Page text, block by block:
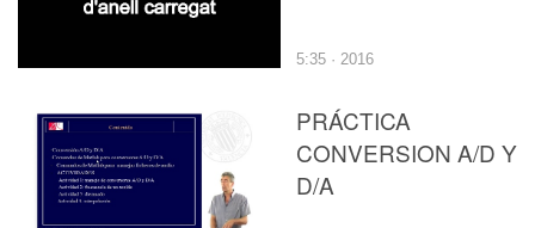
5:35 · 2016
PRÁCTICA
CONVERSION A/D Y
D/A